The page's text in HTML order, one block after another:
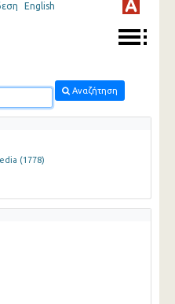
English
Αναζήτηση
(1778)